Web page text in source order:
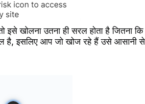
इसे खोलना उतना ही सरल होता है जितना
है, इसलिए आप जो खोज रहे हैं उसे आसानी